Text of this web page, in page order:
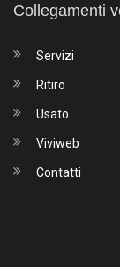
Collegamenti
Servizi
Ritiro
Usato
Viviweb
Contatti